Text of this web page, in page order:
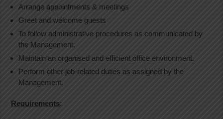
Arrange appointments & meetings
Greet and welcome guests
To follow administrative procedures as communicated by
the Management.
Maintain an organised and efficient office environment.
Perform other job-related duties as assigned by the
Management.
Requirements: